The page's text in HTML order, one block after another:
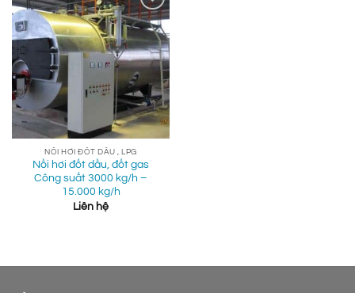
Add to
wishlist
NỒI HƠI ĐỐT DẦU , LPG
Nồi hơi đốt dầu, đốt gas
Công suất 3000 kg/h –
15.000 kg/h
Liên hệ